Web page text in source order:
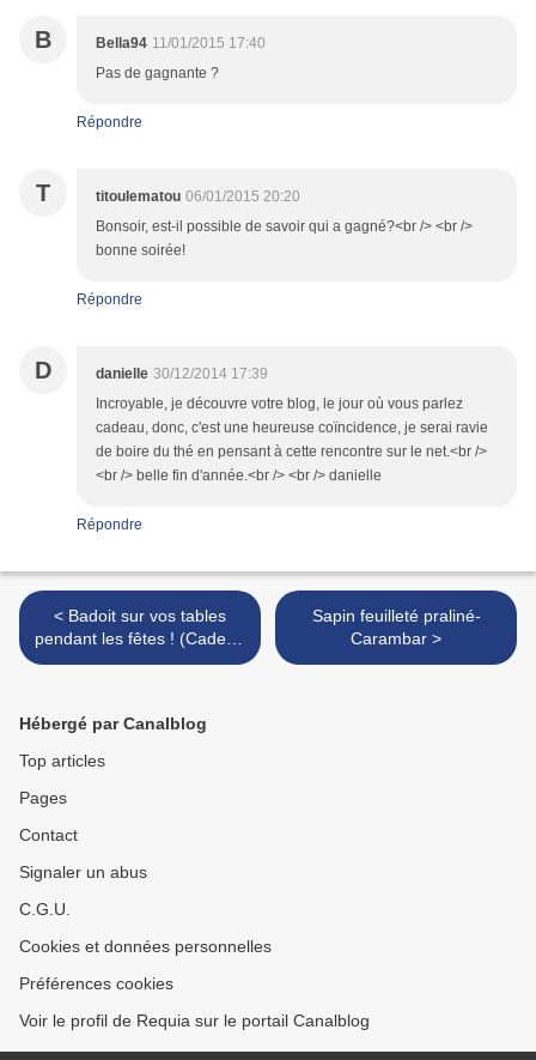
B Bella94 11/01/2015 17:40
Pas de gagnante ?
Répondre
T titoulematou 06/01/2015 20:20
Bonsoir, est-il possible de savoir qui a gagné?<br /> <br />
bonne soirée!
Répondre
D danielle 30/12/2014 17:39
Incroyable, je découvre votre blog, le jour où vous parlez
cadeau, donc, c'est une heureuse coïncidence, je serai ravie
de boire du thé en pensant à cette rencontre sur le net.<br />
<br /> belle fin d'année.<br /> <br /> danielle
Répondre
< Badoit sur vos tables
pendant les fêtes ! (Cadeau
à gagner)
Sapin feuilleté praliné-
Carambar >
Hébergé par Canalblog
Top articles
Pages
Contact
Signaler un abus
C.G.U.
Cookies et données personnelles
Préférences cookies
Voir le profil de Requia sur le portail Canalblog